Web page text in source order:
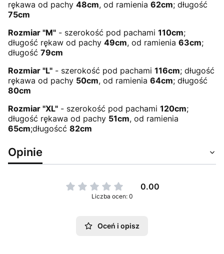
rękawa od pachy 48cm, od ramienia 62cm; długość
75cm
Rozmiar "M" - szerokość pod pachami 110cm;
długość rękaw od pachy 49cm, od ramienia 63cm;
długość 79cm
Rozmiar "L" - szerokość pod pachami 116cm; długość
rękawa od pachy 50cm, od ramienia 64cm; długość
80cm
Rozmiar "XL" - szerokość pod pachami 120cm;
długość rękawa od pachy 51cm, od ramienia
65cm;długoścć 82cm
Opinie
0.00
Liczba ocen: 0
Oceń i opisz